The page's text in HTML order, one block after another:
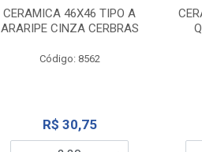
CERAMICA 46X46 TIPO A
ARARIPE CINZA CERBRAS
Código: 8562
R$ 30,75